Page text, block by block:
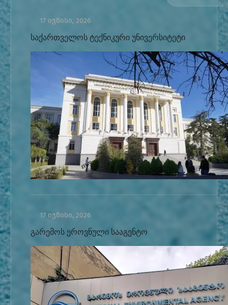
17 ივნისი, 2026
საქართველოს ტექნიკური უნივერსიტეტი
17 ივნისი, 2026
გარემოს ეროვნული სააგენტო